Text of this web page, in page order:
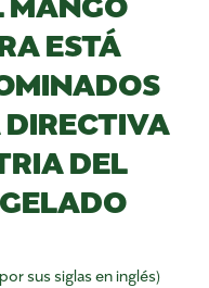
ESTÁ
DEL
sus siglas en inglés)